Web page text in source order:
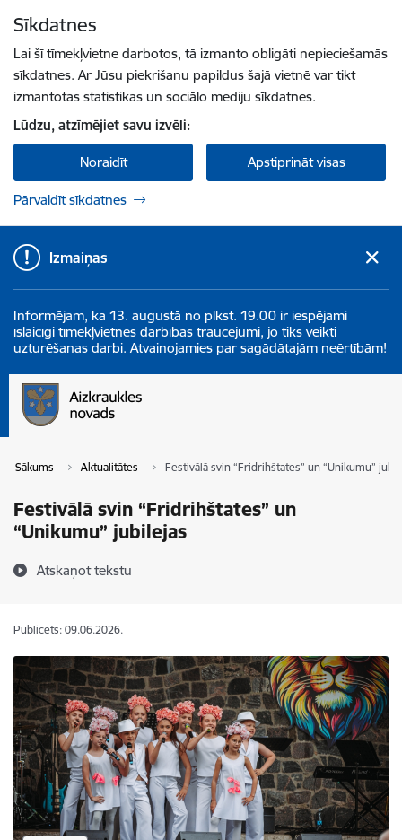
Sīkdatnes
Lai šī tīmekļvietne darbotos, tā izmanto obligāti nepieciešamās
sīkdatnes. Ar Jūsu piekrišanu papildus šajā vietnē var tikt
izmantotas statistikas un sociālo mediju sīkdatnes.
Lūdzu, atzīmējiet savu izvēli:
Noraidīt Apstiprināt visas
Pārvaldīt sīkdatnes
Izmaiņas
Informējam, ka 13. augustā no plkst. 19.00 ir iespējami
īslaicīgi tīmekļvietnes darbības traucējumi, jo tiks veikti
uzturēšanas darbi. Atvainojamies par sagādātajām neērtībām!
Sākums Aktualitātes Festivālā svin “Fridrihštates” un “Unikumu”
Festivālā svin “Fridrihštates” un
“Unikumu” jubilejas
Atskaņot tekstu
Publicēts: 09.06.2026.